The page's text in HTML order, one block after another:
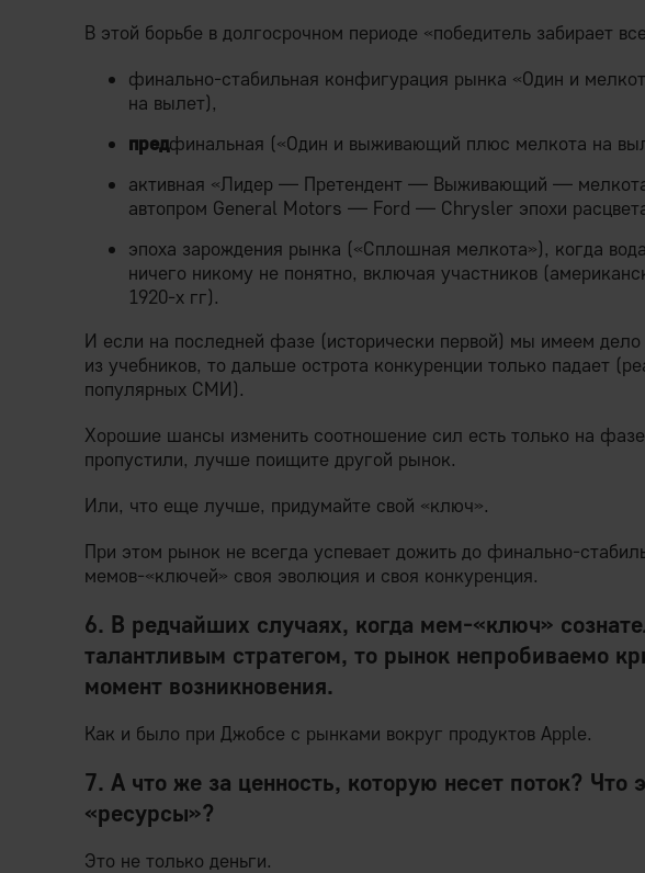
В этой борьбе в долгосрочном периоде «победитель забирает
финально-стабильная конфигурация рынка «Один и
на вылет),
предфинальная («Один и выживающий плюс мелкота на
активная «Лидер — Претендент — Выживающий —
автопром General Motors — Ford — Chrysler эпохи
эпоха зарождения рынка («Сплошная мелкота»), когда
ничего никому не понятно, включая участников
1920-х гг).
И если на последней фазе (исторически первой) мы имеем дело
из учебников, то дальше острота конкуренции только падает
популярных СМИ).
Хорошие шансы изменить соотношение сил есть только на
пропустили, лучше поищите другой рынок.
Или, что еще лучше, придумайте свой «ключ».
При этом рынок не всегда успевает дожить до финально-
мемов-«ключей» своя эволюция и своя конкуренция.
6. В редчайших случаях, когда мем-«ключ»
талантливым стратегом, то рынок непробиваемо
момент возникновения.
Как и было при Джобсе с рынками вокруг продуктов Apple.
7. А что же за ценность, которую несет поток? Что
«ресурсы»?
Это не только деньги.